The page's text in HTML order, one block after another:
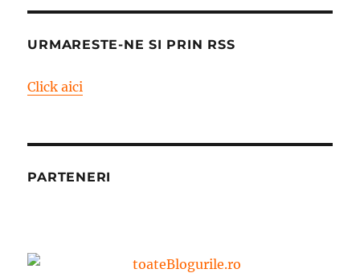
URMARESTE-NE SI PRIN RSS
Click aici
PARTENERI